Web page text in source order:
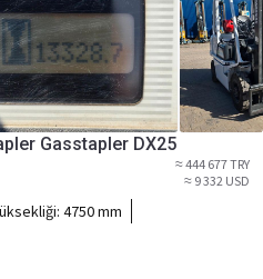
Gasstapler DX25
≈ 444 677 TRY
≈ 9 332 USD
4750 mm